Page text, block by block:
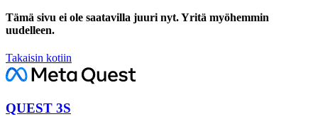
Tämä sivu ei ole saatavilla juuri nyt. Yritä myöhemmin
uudelleen.
Takaisin kotiin
QUEST 3S